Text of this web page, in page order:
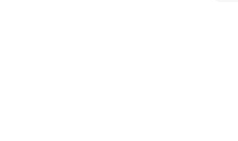
Boomo ist ihre
werden kann. Dies
um je nach Bedarf eine
Die Leuchte ist nicht nur